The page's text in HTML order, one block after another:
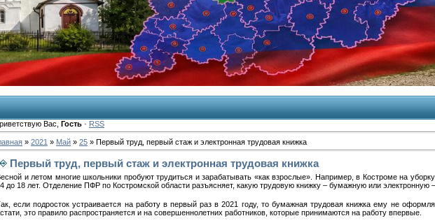
Вас Гость· RSS
» 2021 » Май » 25» Первый труд, первый стаж и электронная трудовая книжка
Первый труд, первый стаж и электронная трудовая книжка
и летом многие школьники пробуют трудиться и зарабатывать «как взрослые». Например, в Костроме на
до 18 лет. Отделение ПФР по Костромской области разъясняет, какую трудовую книжку – бумажную или
если подросток устраивается на работу в первый раз в 2021 году, то бумажная трудовая книжка ему не
это правило распространяется и на совершеннолетних работников, которые принимаются на работу впервые.